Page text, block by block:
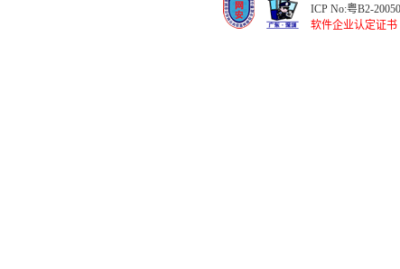
ICP No:粤B2-
软件企业认定证书